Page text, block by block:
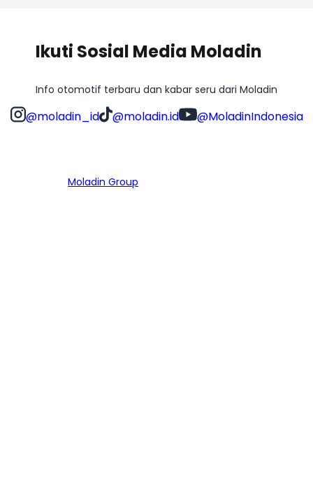
Ikuti Sosial Media Moladin
Info otomotif terbaru dan kabar seru dari Moladin
@moladin_id @moladin.id @MoladinIndonesia
Moladin Group